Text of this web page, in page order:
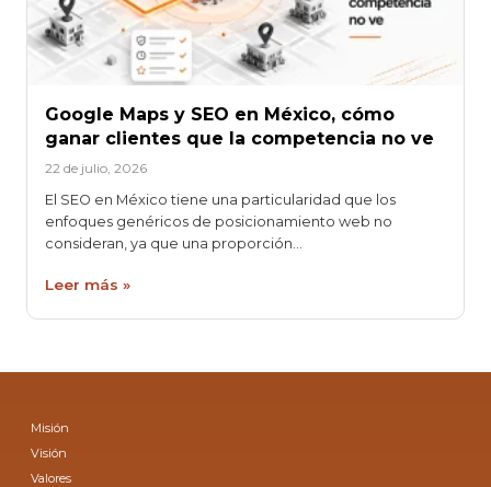
Google Maps y SEO en México, cómo
ganar clientes que la competencia no ve
22 de julio, 2026
El SEO en México tiene una particularidad que los
enfoques genéricos de posicionamiento web no
consideran, ya que una proporción…
Leer más »
Misión
Visión
Valores